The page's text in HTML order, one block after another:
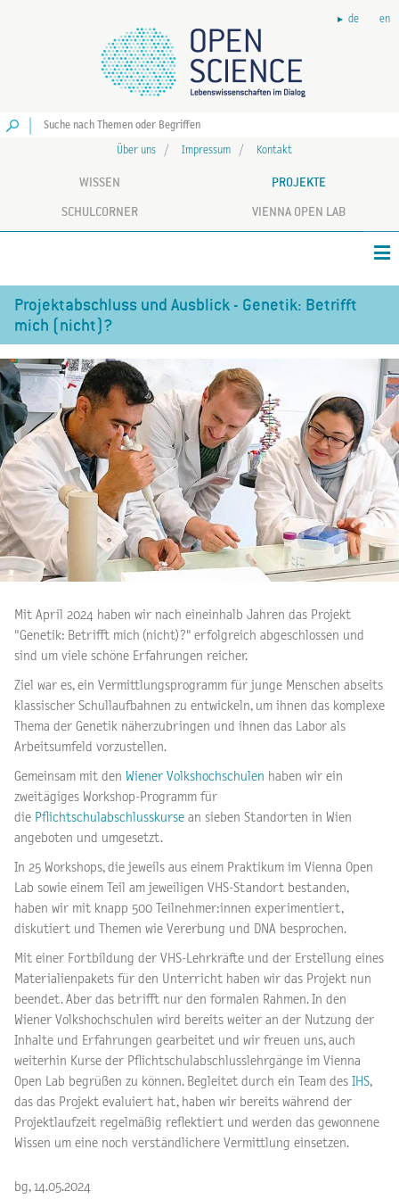
de en
Über uns Impressum Kontakt
WISSEN PROJEKTE
SCHULCORNER VIENNA OPEN LAB
Projektabschluss und Ausblick - Genetik: Betrifft
mich (nicht)?
Mit April 2024 haben wir nach eineinhalb Jahren das Projekt
"Genetik: Betrifft mich (nicht)?" erfolgreich abgeschlossen und
sind um viele schöne Erfahrungen reicher.
Ziel war es, ein Vermittlungsprogramm für junge Menschen abseits
klassischer Schullaufbahnen zu entwickeln, um ihnen das komplexe
Thema der Genetik näherzubringen und ihnen das Labor als
Arbeitsumfeld vorzustellen.
Gemeinsam mit den Wiener Volkshochschulen haben wir ein
zweitägiges Workshop-Programm für
die Pflichtschulabschlusskurse an sieben Standorten in Wien
angeboten und umgesetzt.
In 25 Workshops, die jeweils aus einem Praktikum im Vienna Open
Lab sowie einem Teil am jeweiligen VHS-Standort bestanden,
haben wir mit knapp 500 Teilnehmer:innen experimentiert,
diskutiert und Themen wie Vererbung und DNA besprochen.
Mit einer Fortbildung der VHS-Lehrkräfte und der Erstellung eines
Materialienpakets für den Unterricht haben wir das Projekt nun
beendet. Aber das betrifft nur den formalen Rahmen. In den
Wiener Volkshochschulen wird bereits weiter an der Nutzung der
Inhalte und Erfahrungen gearbeitet und wir freuen uns, auch
weiterhin Kurse der Pflichtschulabschlusslehrgänge im Vienna
Open Lab begrüßen zu können. Begleitet durch ein Team des
IHS,
das das Projekt evaluiert hat, haben wir bereits während der
Projektlaufzeit regelmäßig reflektiert und werden das gewonnene
Wissen um eine noch verständlichere Vermittlung einsetzen.
bg, 14.05.2024